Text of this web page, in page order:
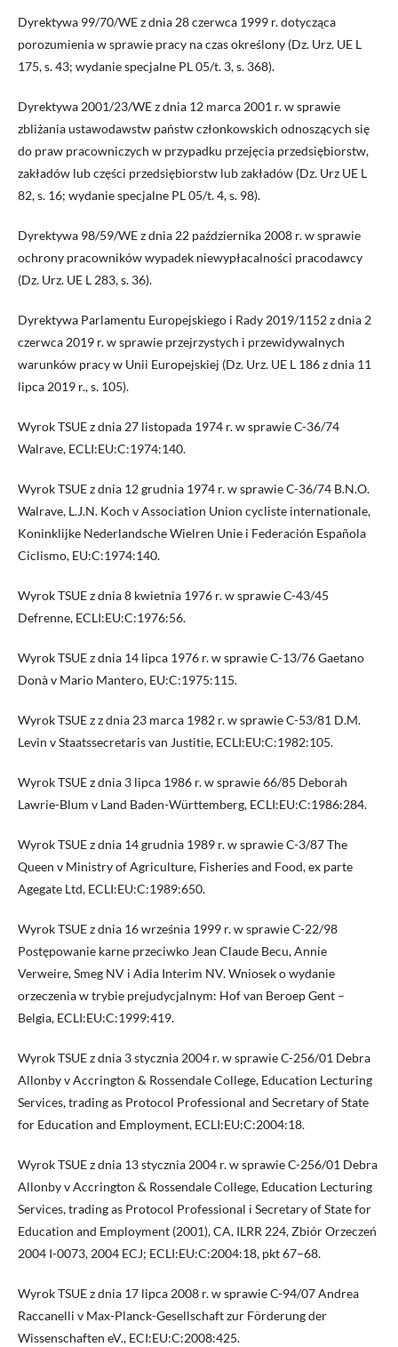
Dyrektywa 99/70/WE z dnia 28 czerwca 1999 r. dotycząca
porozumienia w sprawie pracy na czas określony (Dz. Urz. UE L
175, s. 43; wydanie specjalne PL 05/t. 3, s. 368).
Dyrektywa 2001/23/WE z dnia 12 marca 2001 r. w sprawie
zbliżania ustawodawstw państw członkowskich odnoszących się
do praw pracowniczych w przypadku przejęcia przedsiębiorstw,
zakładów lub części przedsiębiorstw lub zakładów (Dz. Urz UE L
82, s. 16; wydanie specjalne PL 05/t. 4, s. 98).
Dyrektywa 98/59/WE z dnia 22 października 2008 r. w sprawie
ochrony pracowników wypadek niewypłacalności pracodawcy
(Dz. Urz. UE L 283, s. 36).
Dyrektywa Parlamentu Europejskiego i Rady 2019/1152 z dnia 2
czerwca 2019 r. w sprawie przejrzystych i przewidywalnych
warunków pracy w Unii Europejskiej (Dz. Urz. UE L 186 z dnia 11
lipca 2019 r., s. 105).
Wyrok TSUE z dnia 27 listopada 1974 r. w sprawie C-36/74
Walrave, ECLI:EU:C:1974:140.
Wyrok TSUE z dnia 12 grudnia 1974 r. w sprawie C-36/74 B.N.O.
Walrave, L.J.N. Koch v Association Union cycliste internationale,
Koninklijke Nederlandsche Wielren Unie i Federación Española
Ciclismo, EU:C:1974:140.
Wyrok TSUE z dnia 8 kwietnia 1976 r. w sprawie C-43/45
Defrenne, ECLI:EU:C:1976:56.
Wyrok TSUE z dnia 14 lipca 1976 r. w sprawie C-13/76 Gaetano
Donà v Mario Mantero, EU:C:1975:115.
Wyrok TSUE z z dnia 23 marca 1982 r. w sprawie C-53/81 D.M.
Levin v Staatssecretaris van Justitie, ECLI:EU:C:1982:105.
Wyrok TSUE z dnia 3 lipca 1986 r. w sprawie 66/85 Deborah
Lawrie-Blum v Land Baden-Württemberg, ECLI:EU:C:1986:284.
Wyrok TSUE z dnia 14 grudnia 1989 r. w sprawie C-3/87 The
Queen v Ministry of Agriculture, Fisheries and Food, ex parte
Agegate Ltd, ECLI:EU:C:1989:650.
Wyrok TSUE z dnia 16 września 1999 r. w sprawie C-22/98
Postępowanie karne przeciwko Jean Claude Becu, Annie
Verweire, Smeg NV i Adia Interim NV. Wniosek o wydanie
orzeczenia w trybie prejudycjalnym: Hof van Beroep Gent –
Belgia, ECLI:EU:C:1999:419.
Wyrok TSUE z dnia 3 stycznia 2004 r. w sprawie C-256/01 Debra
Allonby v Accrington & Rossendale College, Education Lecturing
Services, trading as Protocol Professional and Secretary of State
for Education and Employment, ECLI:EU:C:2004:18.
Wyrok TSUE z dnia 13 stycznia 2004 r. w sprawie C-256/01 Debra
Allonby v Accrington & Rossendale College, Education Lecturing
Services, trading as Protocol Professional i Secretary of State for
Education and Employment (2001), CA, ILRR 224, Zbiór Orzeczeń
2004 I-0073, 2004 ECJ; ECLI:EU:C:2004:18, pkt 67–68.
Wyrok TSUE z dnia 17 lipca 2008 r. w sprawie C-94/07 Andrea
Raccanelli v Max-Planck-Gesellschaft zur Förderung der
Wissenschaften eV., ECI:EU:C:2008:425.